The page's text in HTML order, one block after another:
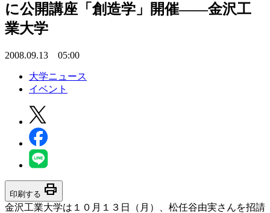
に公開講座「創造学」開催――金沢工
業大学
2008.09.13 05:00
大学ニュース
イベント
印刷する print
金沢工業大学は１０月１３日（月）、松任谷由実さんを招請